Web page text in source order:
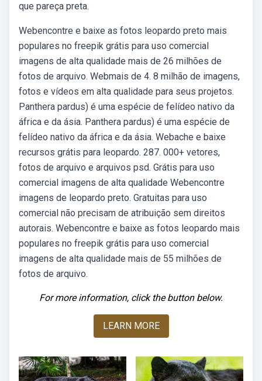
que pareça preta.
Webencontre e baixe as fotos leopardo preto mais
populares no freepik grátis para uso comercial
imagens de alta qualidade mais de 26 milhões de
fotos de arquivo. Webmais de 4. 8 milhão de imagens,
fotos e vídeos em alta qualidade para seus projetos.
Panthera pardus) é uma espécie de felídeo nativo da
áfrica e da ásia. Panthera pardus) é uma espécie de
felídeo nativo da áfrica e da ásia. Webache e baixe
recursos grátis para leopardo. 287. 000+ vetores,
fotos de arquivo e arquivos psd. Grátis para uso
comercial imagens de alta qualidade Webencontre
imagens de leopardo preto. Gratuitas para uso
comercial não precisam de atribuição sem direitos
autorais. Webencontre e baixe as fotos leopardo mais
populares no freepik grátis para uso comercial
imagens de alta qualidade mais de 55 milhões de
fotos de arquivo.
For more information, click the button below.
LEARN MORE